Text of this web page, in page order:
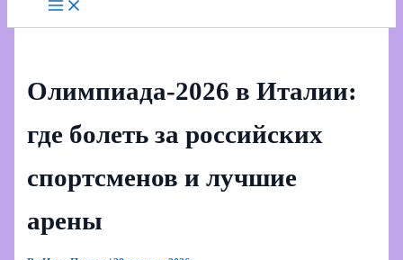
Олимпиада‑2026 в Италии:
где болеть за российских
спортсменов и лучшие
арены